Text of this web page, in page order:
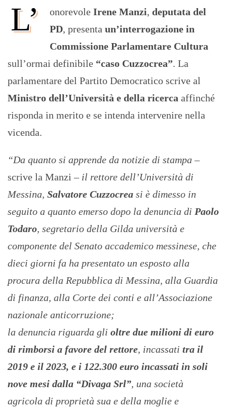
L’ onorevole Irene Manzi, deputata del
PD, presenta un’interrogazione in
Commissione Parlamentare Cultura
sull’ormai definibile “caso Cuzzocrea”. La
parlamentare del Partito Democratico scrive al
Ministro dell’Università e della ricerca affinché
risponda in merito e se intenda intervenire nella
vicenda.
“Da quanto si apprende da notizie di stampa–
scrive la Manzi – il rettore dell’Università di
Messina, Salvatore Cuzzocrea si è dimesso in
seguito a quanto emerso dopo la denuncia di Paolo
Todaro, segretario della Gilda università e
componente del Senato accademico messinese, che
dieci giorni fa ha presentato un esposto alla
procura della Repubblica di Messina, alla Guardia
di finanza, alla Corte dei conti e all’Associazione
nazionale anticorruzione;
la denuncia riguarda gli oltre due milioni di euro
di rimborsi a favore del rettore, incassati tra il
2019 e il 2023, e i 122.300 euro incassati in soli
nove mesi dalla “Divaga Srl”, una società
agricola di proprietà sua e della moglie e